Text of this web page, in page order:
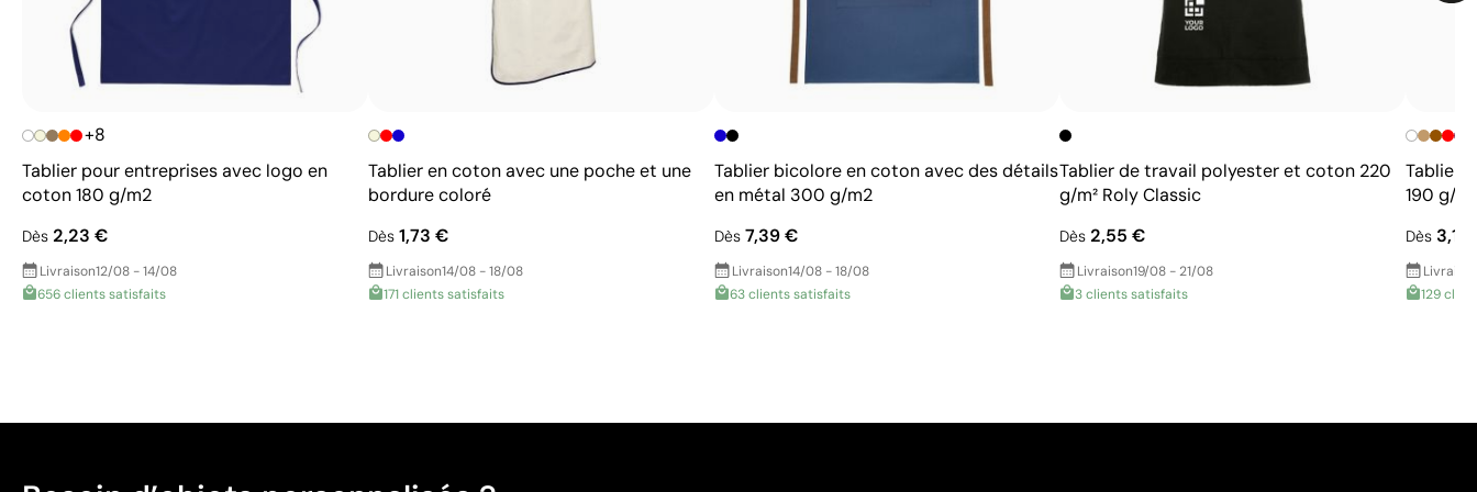
+8
Tablier pour entreprises avec logo en
coton 180 g/m2
Dès 2,23 €
Livraison12/08 - 14/08
656 clients satisfaits
Tablier en coton avec une poche et une
bordure coloré
Dès1,73 €
Livraison14/08 - 18/08
171 clients satisfaits
Tablier bicolore en coton avec des détails
en métal 300 g/m2
Dès7,39 €
Livraison14/08 - 18/08
63 clients satisfaits
Tablier de travail polyester et coton 220
g/m² Roly Classic
Dès 2,55 €
Livraison19/08 - 21/08
3 clients satisfaits
Tablier
190 g/
Dès 3,10
129